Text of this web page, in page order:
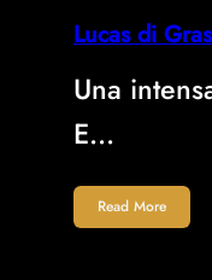
Lucas di
Una
E…
Read More